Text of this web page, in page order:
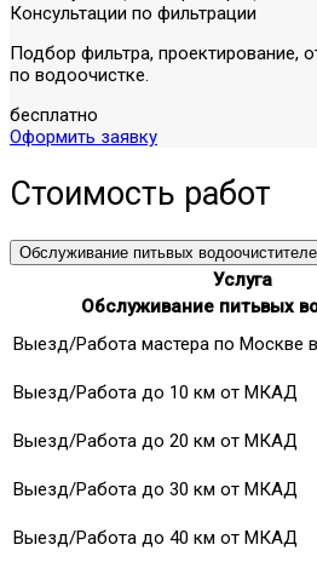
Консультации по фильтрации
Подбор фильтра, проектирование,
по водоочистке.
бесплатно
Оформить заявку
Стоимость работ
Обслуживание питьвых
Услуга
Обслуживание питьвых
Выезд/Работа мастера по Москве
Выезд/Работа до 10 км от МКАД
Выезд/Работа до 20 км от МКАД
Выезд/Работа до 30 км от МКАД
Выезд/Работа до 40 км от МКАД